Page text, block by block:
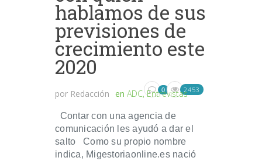
hablamos de sus
previsiones de
crecimiento este
2020
por Redacción en ADC,Entrevistas
0 2453
Contar con una agencia de
comunicación les ayudó a dar el
salto Como su propio nombre
indica, Migestoriaonline.es nació